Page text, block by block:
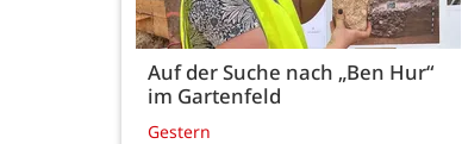
Auf der Suche nach „Ben Hur“
im Gartenfeld
Gestern